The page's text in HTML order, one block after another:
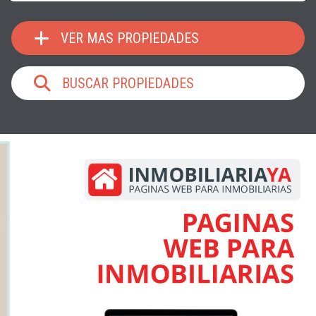
VER MAS PROPIEDADES
BUSCAR PROPIEDADES